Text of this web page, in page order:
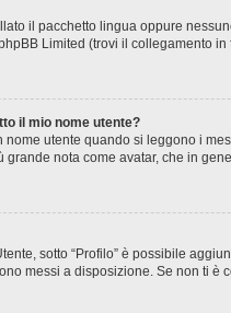
il pacchetto lingua oppure
Limited (trovi il collegamento
il mio nome utente?
utente quando si leggono i
grande nota come avatar, che in
sotto “Profilo” è possibile
messi a disposizione. Se non ti è